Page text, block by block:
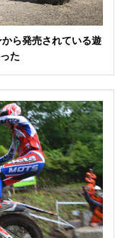
ら発売されている遊
た